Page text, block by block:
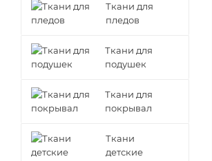
Ткани для
пледов
Ткани для
подушек
Ткани для
покрывал
Ткани
детские